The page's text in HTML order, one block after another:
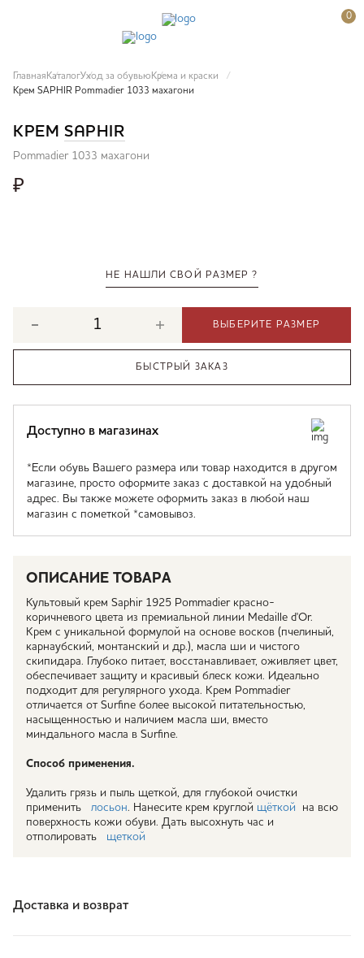
0
Главная КаталогУход за обувью Крема и краски
Крем SAPHIR Pommadier 1033 махагони
КРЕМ SAPHIR
Pommadier 1033 махагони
₽
НЕ НАШЛИ СВОЙ РАЗМЕР ?
ВЫБЕРИТЕ РАЗМЕР
БЫСТРЫЙ ЗАКАЗ
Доступно в магазинах
*Если обувь Вашего размера или товар находится в другом
магазине, просто оформите заказ с доставкой на удобный
адрес. Вы также можете оформить заказ в любой наш
магазин с пометкой *самовывоз.
ОПИСАНИЕ ТОВАРА
Культовый крем Saphir 1925 Pommadier красно-
коричневого цвета из премиальной линии Medaille d'Or.
Крем с уникальной формулой на основе восков (пчелиный,
карнаубский, монтанский и др.), масла ши и чистого
скипидара. Глубоко питает, восстанавливает, оживляет цвет,
обеспечивает защиту и красивый блеск кожи. Идеально
подходит для регулярного ухода. Крем Pommadier
отличается от Surfine более высокой питательностью,
насыщенностью и наличием масла ши, вместо
миндального масла в Surfine.
Способ применения.
Удалить грязь и пыль щеткой, для глубокой очистки
применить лосьон. Нанесите крем круглой щёткой на всю
поверхность кожи обуви. Дать высохнуть час и
отполировать щеткой
Доставка и возврат